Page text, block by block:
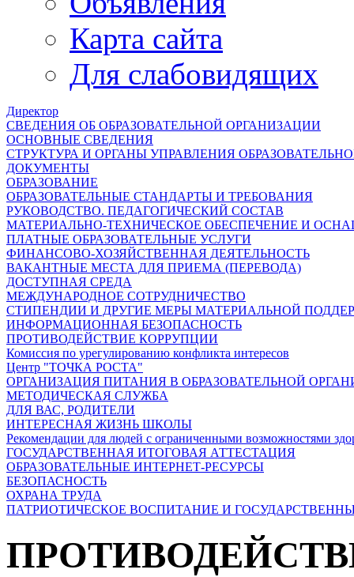
Карта сайта
Для слабовидящих
Директор
СВЕДЕНИЯ ОБ ОБРАЗОВАТЕЛЬНОЙ ОРГАНИЗАЦИИ
ОСНОВНЫЕ СВЕДЕНИЯ
СТРУКТУРА И ОРГАНЫ УПРАВЛЕНИЯ
ДОКУМЕНТЫ
ОБРАЗОВАНИЕ
ОБРАЗОВАТЕЛЬНЫЕ СТАНДАРТЫ И ТРЕБОВАНИЯ
РУКОВОДСТВО. ПЕДАГОГИЧЕСКИЙ СОСТАВ
МАТЕРИАЛЬНО-ТЕХНИЧЕСКОЕ ОБЕСПЕЧЕНИЕ И
ПЛАТНЫЕ ОБРАЗОВАТЕЛЬНЫЕ УСЛУГИ
ФИНАНСОВО-ХОЗЯЙСТВЕННАЯ ДЕЯТЕЛЬНОСТЬ
ВАКАНТНЫЕ МЕСТА ДЛЯ ПРИЕМА (ПЕРЕВОДА)
ДОСТУПНАЯ СРЕДА
МЕЖДУНАРОДНОЕ СОТРУДНИЧЕСТВО
СТИПЕНДИИ И ДРУГИЕ МЕРЫ МАТЕРИАЛЬНОЙ
ИНФОРМАЦИОННАЯ БЕЗОПАСНОСТЬ
ПРОТИВОДЕЙСТВИЕ КОРРУПЦИИ
Комиссия по урегулированию конфликта интересов
Центр "ТОЧКА РОСТА"
ОРГАНИЗАЦИЯ ПИТАНИЯ В ОБРАЗОВАТЕЛЬНОЙ
МЕТОДИЧЕСКАЯ СЛУЖБА
ДЛЯ ВАС, РОДИТЕЛИ
ИНТЕРЕСНАЯ ЖИЗНЬ ШКОЛЫ
Рекомендации для людей с ограниченными возможностями
ГОСУДАРСТВЕННАЯ ИТОГОВАЯ АТТЕСТАЦИЯ
ОБРАЗОВАТЕЛЬНЫЕ ИНТЕРНЕТ-РЕСУРСЫ
БЕЗОПАСНОСТЬ
ОХРАНА ТРУДА
ПАТРИОТИЧЕСКОЕ ВОСПИТАНИЕ И